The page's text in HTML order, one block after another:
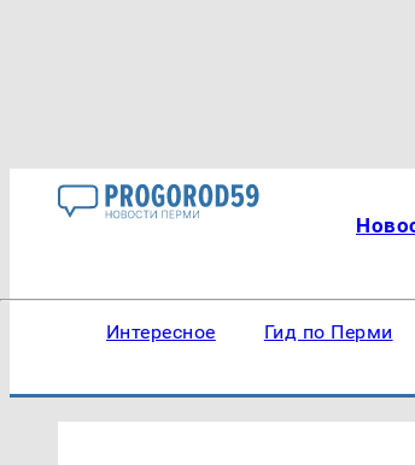
Интересное Гид по Перми